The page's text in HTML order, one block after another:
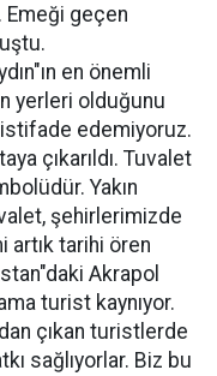
Emeği geçen
en önemli
yerleri olduğunu
istifade edemiyoruz.
çıkarıldı. Tuvalet
Yakın
şehirlerimizde
artık tarihi ören
Akrapol
turist kaynıyor.
çıkan turistlerde
sağlıyorlar. Biz bu